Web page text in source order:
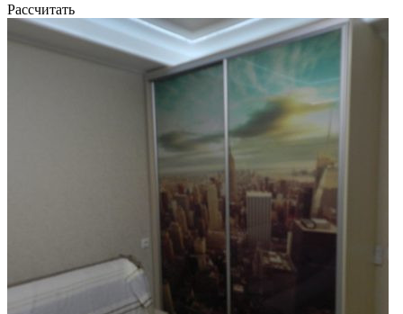
Рассчитать